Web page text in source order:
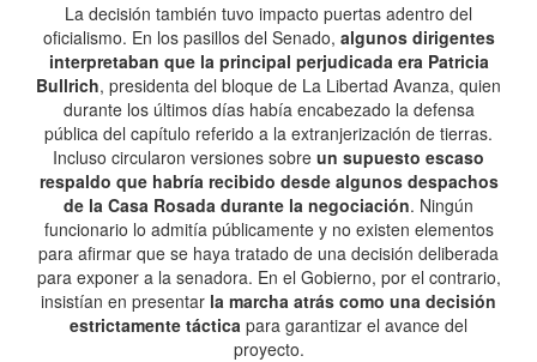
La decisión también tuvo impacto puertas adentro del
oficialismo. En los pasillos del Senado, algunos dirigentes
interpretaban que la principal perjudicada era Patricia
Bullrich, presidenta del bloque de La Libertad Avanza, quien
durante los últimos días había encabezado la defensa
pública del capítulo referido a la extranjerización de tierras.
Incluso circularon versiones sobre un supuesto escaso
respaldo que habría recibido desde algunos despachos
de la Casa Rosada durante la negociación. Ningún
funcionario lo admitía públicamente y no existen elementos
para afirmar que se haya tratado de una decisión deliberada
para exponer a la senadora. En el Gobierno, por el contrario,
insistían en presentar la marcha atrás como una decisión
estrictamente táctica para garantizar el avance del
proyecto.